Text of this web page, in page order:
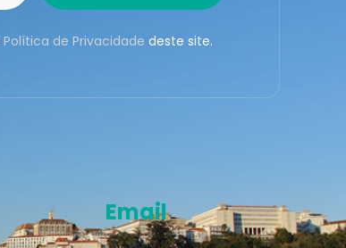
Política de Privacidade deste site.
Email